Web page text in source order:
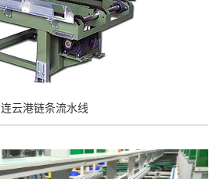
连云港链条流水线